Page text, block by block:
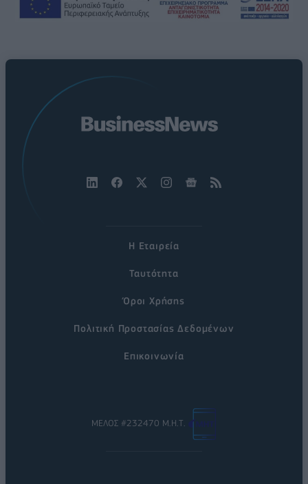
Η Εταιρεία
Ταυτότητα
Όροι Χρήσης
Πολιτική Προστασίας Δεδομένων
Επικοινωνία
ΜΕΛΟΣ #232470 Μ.Η.Τ.